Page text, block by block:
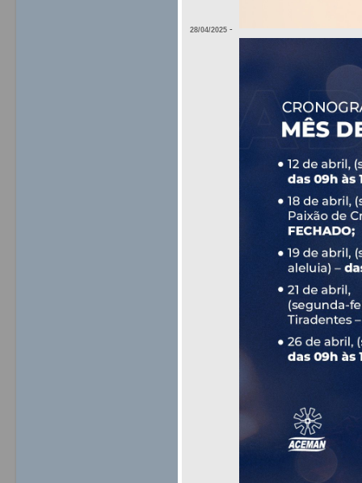
28/04/2025 -